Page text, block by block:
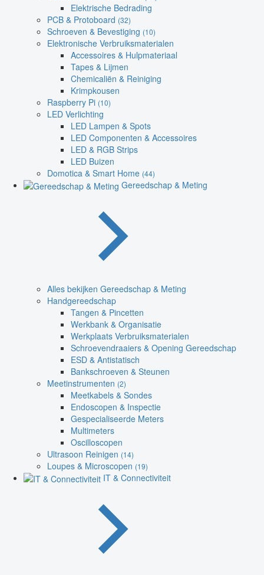
Elektrische Bedrading
PCB & Protoboard (32)
Schroeven & Bevestiging (10)
Elektronische Verbruiksmaterialen
Accessoires & Hulpmateriaal
Tapes & Lijmen
Chemicaliën & Reiniging
Krimpkousen
Raspberry Pi (10)
LED Verlichting
LED Lampen & Spots
LED Componenten & Accessoires
LED & RGB Strips
LED Buizen
Domotica & Smart Home (44)
Gereedschap & Meting
Alles bekijken Gereedschap & Meting
Handgereedschap
Tangen & Pincetten
Werkbank & Organisatie
Werkplaats Verbruiksmaterialen
Schroevendraaiers & Opening Gereedschap
ESD & Antistatisch
Bankschroeven & Steunen
Meetinstrumenten (2)
Meetkabels & Sondes
Endoscopen & Inspectie
Gespecialiseerde Meters
Multimeters
Oscilloscopen
Ultrasoon Reinigen (14)
Loupes & Microscopen (19)
IT & Connectiviteit